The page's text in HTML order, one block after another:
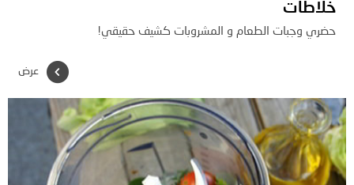
خلاطات
حضري وجبات الطعام و المشروبات كشيف حقيقي!
عرض